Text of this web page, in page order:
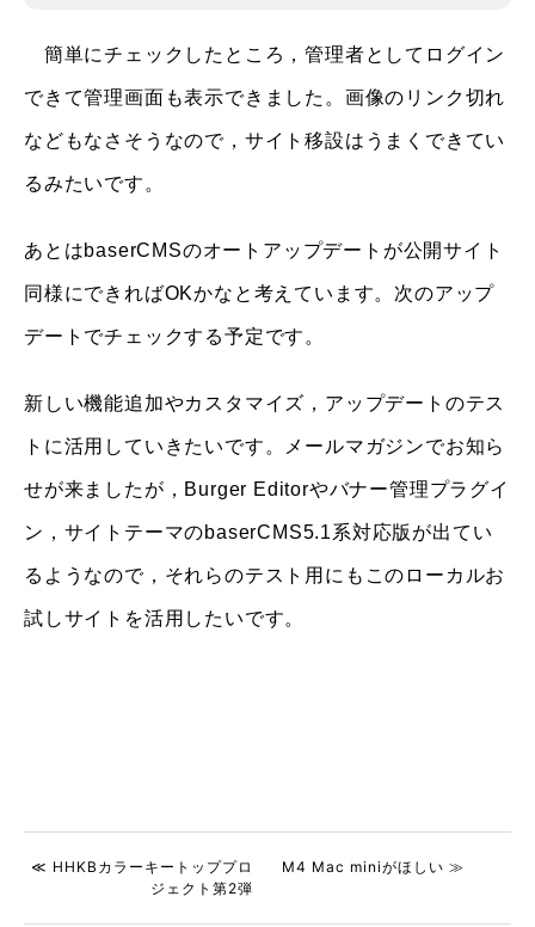
簡単にチェックしたところ，管理者としてログイン
できて管理画面も表示できました。画像のリンク切れ
などもなさそうなので，サイト移設はうまくできてい
るみたいです。
あとはbaserCMSのオートアップデートが公開サイト
同様にできればOKかなと考えています。次のアップ
デートでチェックする予定です。
新しい機能追加やカスタマイズ，アップデートのテス
トに活用していきたいです。メールマガジンでお知ら
せが来ましたが，Burger Editorやバナー管理プラグイ
ン，サイトテーマのbaserCMS5.1系対応版が出てい
るようなので，それらのテスト用にもこのローカルお
試しサイトを活用したいです。
≪ HHKBカラーキートッププロ
ジェクト第2弾
M4 Mac miniがほしい ≫